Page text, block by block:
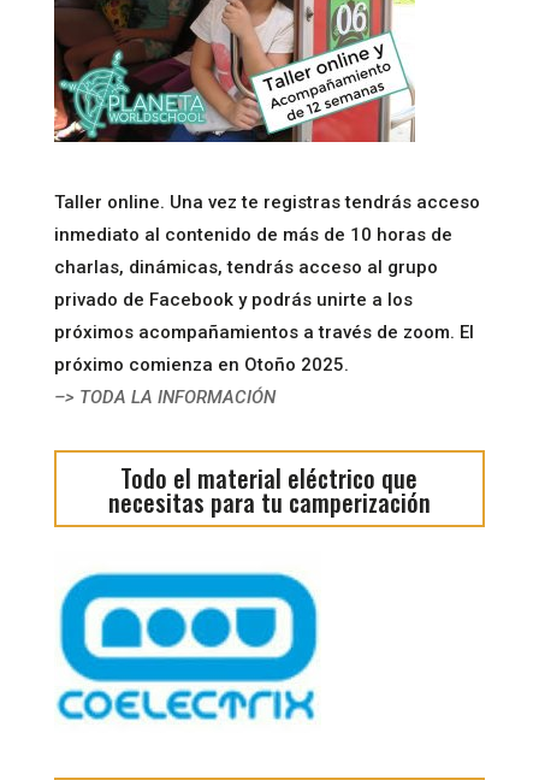
Taller online. Una vez te registras tendrás acceso
inmediato al contenido de más de 10 horas de
charlas, dinámicas, tendrás acceso al grupo
privado de Facebook y podrás unirte a los
próximos acompañamientos a través de zoom. El
próximo comienza en Otoño 2025.
–> TODA LA INFORMACIÓN
Todo el material eléctrico que
necesitas para tu camperización